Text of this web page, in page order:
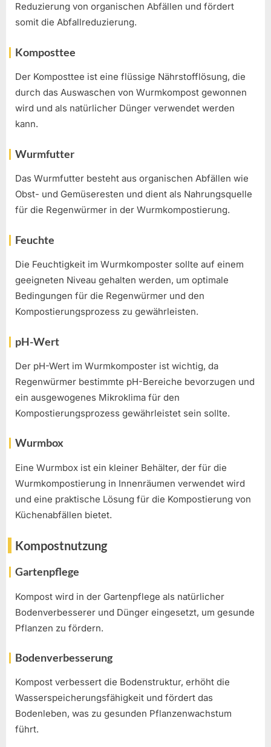
Reduzierung von organischen Abfällen und fördert
somit die Abfallreduzierung.
Komposttee
Der Komposttee ist eine flüssige Nährstofflösung, die
durch das Auswaschen von Wurmkompost gewonnen
wird und als natürlicher Dünger verwendet werden
kann.
Wurmfutter
Das Wurmfutter besteht aus organischen Abfällen wie
Obst- und Gemüseresten und dient als Nahrungsquelle
für die Regenwürmer in der Wurmkompostierung.
Feuchte
Die Feuchtigkeit im Wurmkomposter sollte auf einem
geeigneten Niveau gehalten werden, um optimale
Bedingungen für die Regenwürmer und den
Kompostierungsprozess zu gewährleisten.
pH-Wert
Der pH-Wert im Wurmkomposter ist wichtig, da
Regenwürmer bestimmte pH-Bereiche bevorzugen und
ein ausgewogenes Mikroklima für den
Kompostierungsprozess gewährleistet sein sollte.
Wurmbox
Eine Wurmbox ist ein kleiner Behälter, der für die
Wurmkompostierung in Innenräumen verwendet wird
und eine praktische Lösung für die Kompostierung von
Küchenabfällen bietet.
Kompostnutzung
Gartenpflege
Kompost wird in der Gartenpflege als natürlicher
Bodenverbesserer und Dünger eingesetzt, um gesunde
Pflanzen zu fördern.
Bodenverbesserung
Kompost verbessert die Bodenstruktur, erhöht die
Wasserspeicherungsfähigkeit und fördert das
Bodenleben, was zu gesunden Pflanzenwachstum
führt.